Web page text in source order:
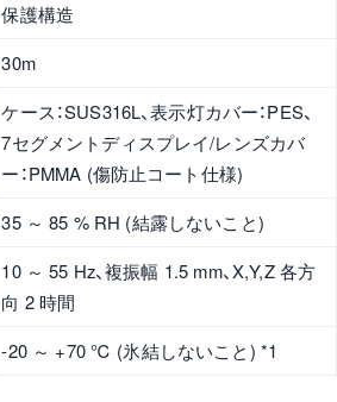
保護構造
30m
ケース：SUS316L、表示灯カバー：PES、
7セグメントディスプレイ/レンズカバ
ー：PMMA (傷防止コート仕様)
35 ～ 85 % RH (結露しないこと)
10 ～ 55 Hz、複振幅 1.5 mm、X,Y,Z 各方
向 2 時間
-20 ～ +70 ℃ (氷結しないこと) *1